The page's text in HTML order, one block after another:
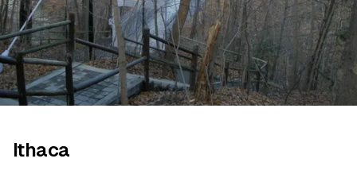
Ithaca